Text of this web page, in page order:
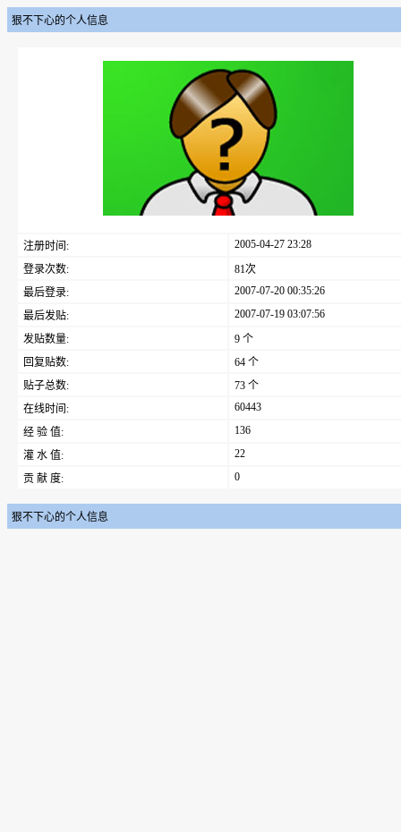
狠不下心的个人信息
注册时间:
2005-04-27 23:28
登录次数:
81次
最后登录:
2007-07-20 00:35:26
最后发贴:
2007-07-19 03:07:56
发贴数量:
9 个
回复贴数:
64 个
贴子总数:
73 个
在线时间:
60443
经 验 值:
136
灌 水 值:
22
贡 献 度:
0
狠不下心的个人信息